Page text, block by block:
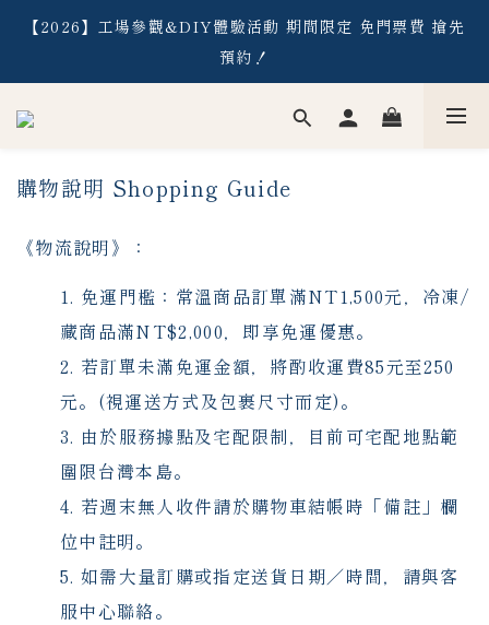
【2026】工場參觀&DIY體驗活動 期間限定 免門票費 搶先
預約！
【2026】工場參觀&DIY體驗活動 期間限定 免門票費 搶先
預約！
【常溫】消費滿NT$1,500 ／【冷凍】消費滿NT$2,000，
【2026】工場參觀&DIY體驗活動 期間限定 免門票費 搶先
購物說明 Shopping Guide
《物流說明》：
免運門檻：常溫商品訂單滿NT1,500元，冷凍/
藏商品滿NT$2,000，即享免運優惠。
若訂單未滿免運金額，將酌收運費85元至250
元。(視運送方式及包裹尺寸而定)。
由於服務據點及宅配限制，目前可宅配地點範
圍限台灣本島。
若週末無人收件請於購物車結帳時「備註」欄
位中註明。
如需大量訂購或指定送貨日期／時間，請與客
服中心聯絡。